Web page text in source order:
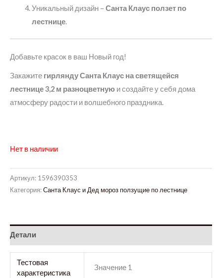
Уникальный дизайн – Санта Клаус ползет по
лестнице.
Добавьте красок в ваш Новый год!
Закажите гирлянду Санта Клаус на светящейся
лестнице 3,2 м разноцветную и создайте у себя дома
атмосферу радости и волшебного праздника.
Нет в наличии
Артикул: 1596390353
Категория:Санта Клаус и Дед мороз ползущие по лестнице
Детали
Тестовая
характеристика
Значение 1